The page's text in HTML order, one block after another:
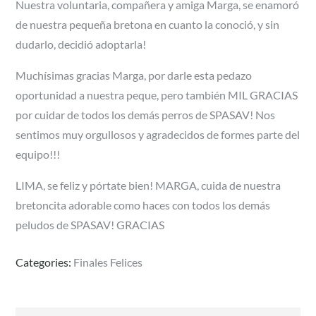
Nuestra voluntaria, compañera y amiga Marga, se enamoró
de nuestra pequeña bretona en cuanto la conoció, y sin
dudarlo, decidió adoptarla!
Muchísimas gracias Marga, por darle esta pedazo
oportunidad a nuestra peque, pero también MIL GRACIAS
por cuidar de todos los demás perros de SPASAV! Nos
sentimos muy orgullosos y agradecidos de formes parte del
equipo!!!
LIMA, se feliz y pórtate bien! MARGA, cuida de nuestra
bretoncita adorable como haces con todos los demás
peludos de SPASAV! GRACIAS
Categories: Finales Felices